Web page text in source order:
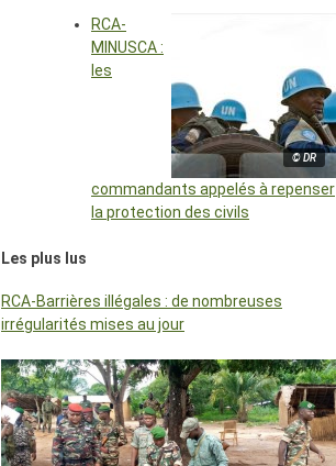
© DR
RCA-
MINUSCA :
les
commandants appelés à repenser
la protection des civils
Les plus lus
RCA-Barrières illégales : de nombreuses
irrégularités mises au jour